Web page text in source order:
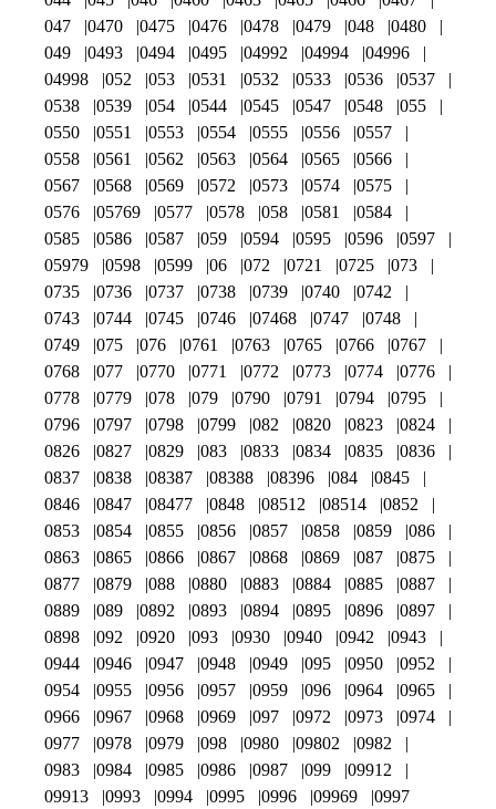
047
0470 0475 0476 0478 0479 048
0480
049
0493 0494 0495 04992 04994
04996
04998
052 053 0531 0532 0533 0536
0537
0538
0539 054 0544 0545 0547 0548
055
0550
0551 0553 0554 0555 0556
0557
0558
0561 0562 0563 0564 0565
0566
0567
0568 0569 0572 0573 0574
0575
0576
05769 0577 0578 058 0581
0584
0585
0586 0587 059 0594 0595 0596
0597
05979
0598 0599 06 072 0721 0725
073
0735
0736 0737 0738 0739 0740
0742
0743
0744 0745 0746 07468 0747
0748
0749
075 076 0761 0763 0765 0766
0767
0768
077 0770 0771 0772 0773 0774
0776
0778
0779 078 079 0790 0791 0794
0795
0796
0797 0798 0799 082 0820 0823
0824
0826
0827 0829 083 0833 0834 0835
0836
0837
0838 08387 08388 08396 084
0845
0846
0847 08477 0848 08512 08514
0852
0853
0854 0855 0856 0857 0858 0859
086
0863
0865 0866 0867 0868 0869 087
0875
0877
0879 088 0880 0883 0884 0885
0887
0889
089 0892 0893 0894 0895 0896
0897
0898
092 0920 093 0930 0940 0942
0943
0944
0946 0947 0948 0949 095 0950
0952
0954
0955 0956 0957 0959 096 0964
0965
0966
0967 0968 0969 097 0972 0973
0974
0977
0978 0979 098 0980 09802
0982
0983
0984 0985 0986 0987 099
09912
09913
0993 0994 0995 0996 09969 0997